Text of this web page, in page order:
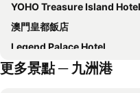
YOHO Treasure Island Hotel
澳門皇都飯店
Legend Palace Hotel
澳門英皇娛樂飯店
更多景點 ─ 九洲港